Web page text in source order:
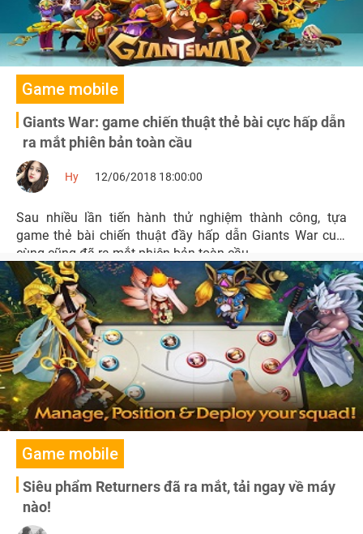
Game mobile
Giants War: game chiến thuật thẻ bài cực hấp dẫn
ra mắt phiên bản toàn cầu
Hy 12/06/2018 18:00:00
Sau nhiều lần tiến hành thử nghiệm thành công, tựa
game thẻ bài chiến thuật đầy hấp dẫn Giants War cuối
cùng cũng đã ra mắt phiên bản toàn cầu
Game mobile
Siêu phẩm Returners đã ra mắt, tải ngay về máy
nào!